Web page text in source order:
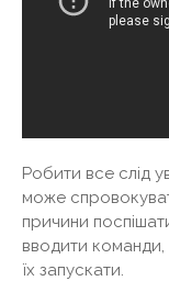
Робити все слід
може
причини
вводити команди,
їх запускати.